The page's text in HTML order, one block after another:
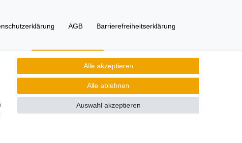
AGB Barrierefreiheitserklärung
Vertrag widerrufen Kontakt
Alle akzeptieren
Alle ablehnen
Auswahl akzeptieren